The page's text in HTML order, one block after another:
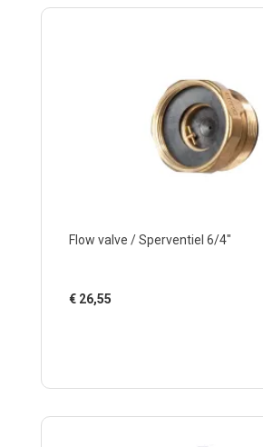
Flow valve / Sperventiel 6/4"
€ 26,55